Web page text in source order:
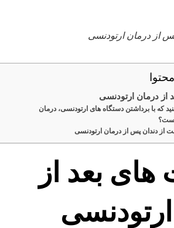
از درمان ارتودنسی
از درمان ارتودنسی
که با برداشتن دستگاه های ارتودنسی، درمان
از دندان پس از درمان ارتودنسی
های بعد از